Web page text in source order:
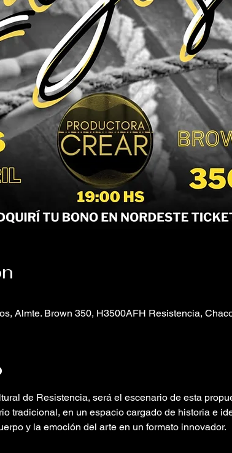
Almte. Brown 350, H3500AFH Resistencia,
de Resistencia, será el escenario de esta
tradicional, en un espacio cargado de historia e
y la emoción del arte en un formato innovador.